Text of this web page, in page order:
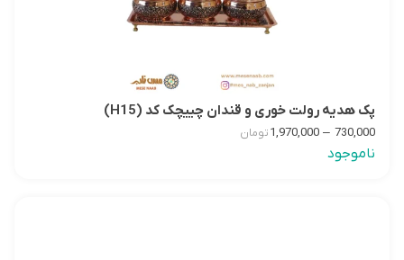
پک هدیه رولت خوری و قندان چییچک کد (H15)
730,000
–
1,970,000تومان
ناموجود